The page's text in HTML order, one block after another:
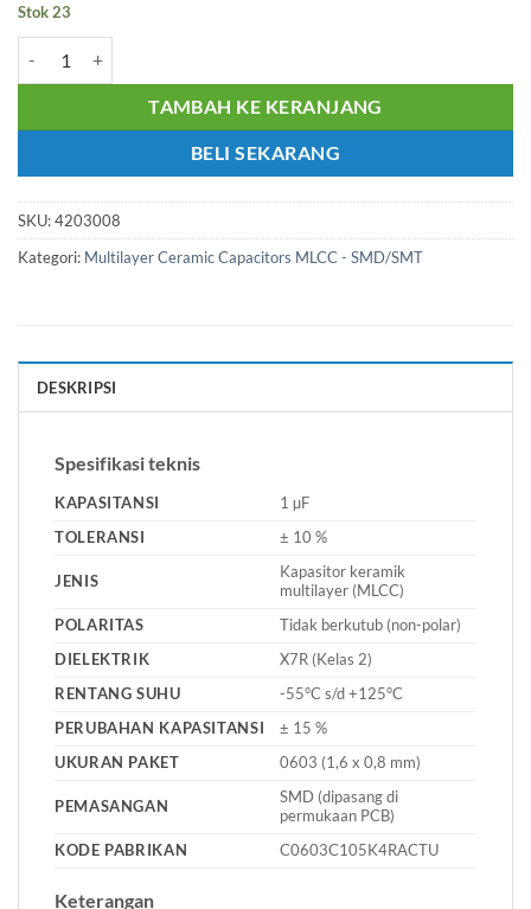
Stok 23
TAMBAH KE KERANJANG
BELI SEKARANG
SKU:4203008
Kategori: Multilayer Ceramic Capacitors MLCC - SMD/SMT
DESKRIPSI
Spesifikasi teknis
KAPASITANSI
1 µF
TOLERANSI
± 10 %
JENIS
Kapasitor keramik
multilayer (MLCC)
POLARITAS
Tidak berkutub (non-polar)
DIELEKTRIK
X7R (Kelas 2)
RENTANG SUHU
-55°C s/d +125°C
PERUBAHAN KAPASITANSI
± 15 %
UKURAN PAKET
0603 (1,6 x 0,8 mm)
PEMASANGAN
SMD (dipasang di
permukaan PCB)
KODE PABRIKAN
C0603C105K4RACTU
Keterangan